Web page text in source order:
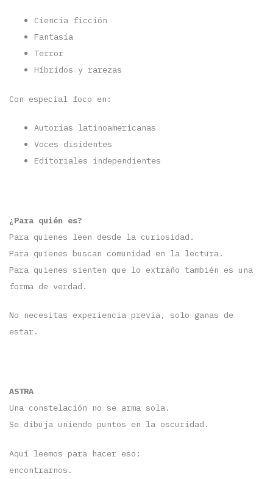
Ciencia ficción
Fantasía
Terror
Híbridos y rarezas
Con especial foco en:
Autorías latinoamericanas
Voces disidentes
Editoriales independientes
¿Para quién es?
Para quienes leen desde la curiosidad.
Para quienes buscan comunidad en la lectura.
Para quienes sienten que lo extraño también es una
forma de verdad.
No necesitas experiencia previa, solo ganas de
estar.
ASTRA
Una constelación no se arma sola.
Se dibuja uniendo puntos en la oscuridad.
Aquí leemos para hacer eso:
encontrarnos.